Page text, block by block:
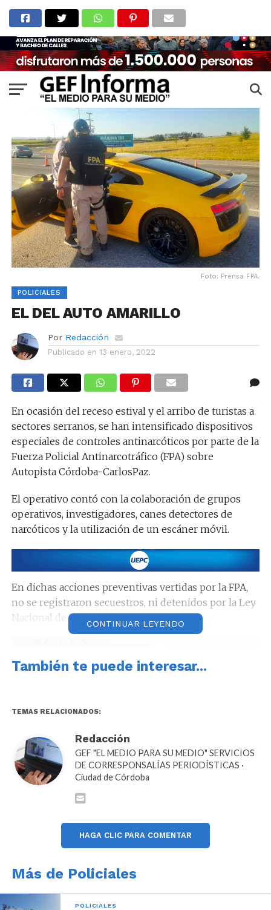
Foto: Prensa FPA.
POLICIALES
EL DEL AUTO AMARILLO
Por Redacción
Publicado en 13 enero, 2022
En ocasión del receso estival y el arribo de turistas a
sectores serranos, se han intensificado dispositivos
especiales de controles antinarcóticos por parte de la
Fuerza Policial Antinarcotráfico (FPA) sobre
Autopista Córdoba-CarlosPaz.
El operativo contó con la colaboración de grupos
operativos, investigadores, canes detectores de
narcóticos y la utilización de un escáner móvil.
En dichas acciones preventivas vertidas por la FPA,
no se registraron secuestros, ni detenidos por la Ley
Nacional de Estupefacientes.
CONTINUAR LEYENDO
También te puede interesar...
TEMAS RELACIONADOS:
Redacción
GEF "EL MEDIO PARA SU MEDIO" SERVICIOS
DE CORRESPONSALÍAS PERIODÍSTICAS ·
Ciudad de Córdoba
HAGA CLIC PARA COMENTAR
Más de Policiales
POLICIALES